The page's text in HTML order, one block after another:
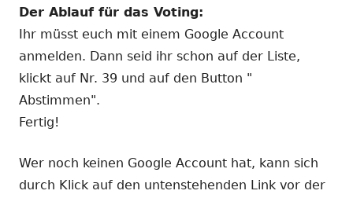
Der Ablauf für das Voting:
Ihr müsst euch mit einem Google Account
anmelden. Dann seid ihr schon auf der Liste,
klickt auf Nr. 39 und auf den Button "
Abstimmen".
Fertig!
Wer noch keinen Google Account hat, kann sich
durch Klick auf den untenstehenden Link vor der